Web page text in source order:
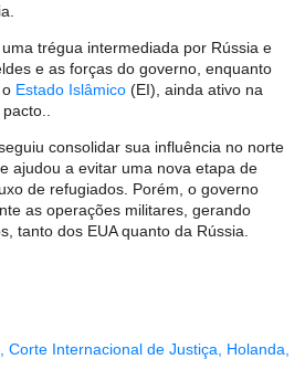
trégua intermediada por Rússia e
e as forças do governo, enquanto
Estado Islâmico (EI), ainda ativo na
consolidar sua influência no norte
ajudou a evitar uma nova etapa de
de refugiados. Porém, o governo
as operações militares, gerando
tanto dos EUA quanto da Rússia.
, Corte Internacional de Justiça, Holanda,